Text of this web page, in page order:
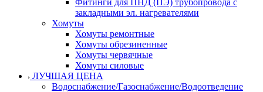
Фитинги для ПНД (ПЭ) трубопровода с
закладными эл. нагревателями
Хомуты
Хомуты ремонтные
Хомуты обрезиненные
Хомуты червячные
Хомуты силовые
ЛУЧШАЯ ЦЕНА
Водоснабжение/Газоснабжение/Водоотведение